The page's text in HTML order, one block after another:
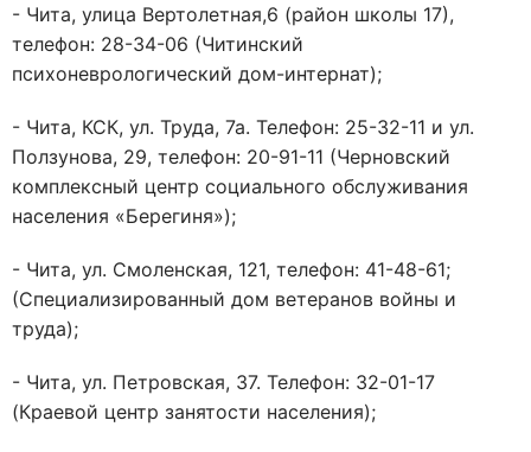
- Чита, улица Вертолетная,6 (район школы 17),
телефон: 28-34-06 (Читинский
психоневрологический дом-интернат);
- Чита, КСК, ул. Труда, 7а. Телефон: 25-32-11 и ул.
Ползунова, 29, телефон: 20-91-11 (Черновский
комплексный центр социального обслуживания
населения «Берегиня»);
- Чита, ул. Смоленская, 121, телефон: 41-48-61;
(Специализированный дом ветеранов войны и
труда);
- Чита, ул. Петровская, 37. Телефон: 32-01-17
(Краевой центр занятости населения);